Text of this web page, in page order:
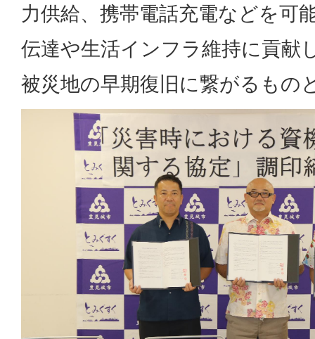
力供給、携帯電話充電などを可
伝達や生活インフラ維持に貢献
被災地の早期復旧に繋がるもの